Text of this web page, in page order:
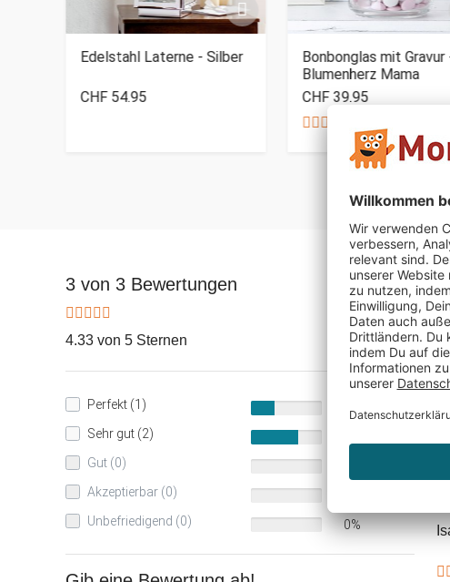
Edelstahl Laterne - Silber
CHF 54.95
Bonbonglas mit Gravur
Blumenherz Mama
CHF 39.95
3 von 3 Bewertungen
4.33 von 5 Sternen
Perfekt (1)
33%
Sehr gut (2)
Gut (0)
Akzeptierbar (0)
Unbefriedigend (0)
0%